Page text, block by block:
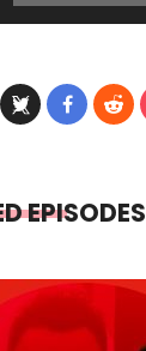
EPISODES